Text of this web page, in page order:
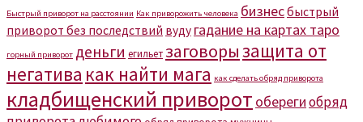
Быстрый приворот на расстоянии Как приворожить человека бизнесбыстрый
приворот без последствий вуду гадание на картах таро
горный приворот деньги егильетзаговорызащита от
негатива как найти мага как сделать обряд приворота
кладбищенский приворот оберегиобряд